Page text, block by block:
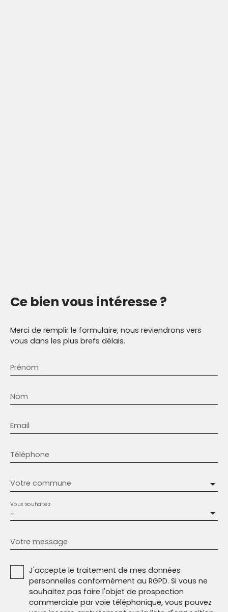
Ce bienvous intéresse ?
Merci de remplir le formulaire, nous reviendrons vers
vous dans les plus brefs délais.
Prénom
Nom
Email
Téléphone
Votre commune
-
Vous souhaitez
Votre message
J'accepte le traitement de mes données
personnelles conformément au RGPD. Si vous ne
souhaitez pas faire l'objet de prospection
commerciale par voie téléphonique, vous pouvez